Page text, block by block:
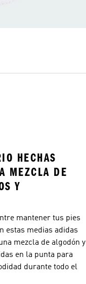
HECHAS
MEZCLA DE
Y
mantener tus pies
estas medias adidas
mezcla de algodón y
en la punta para
durante todo el